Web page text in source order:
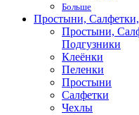
Больше
Простыни,
Простыни,
Подгузники
Клеёнки
Пеленки
Простыни
Салфетки
Чехлы